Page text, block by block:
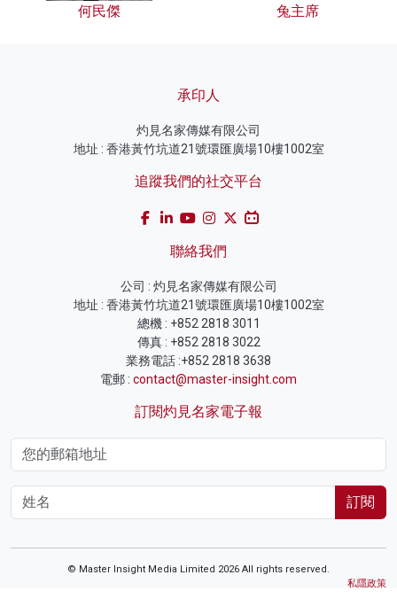
何民傑 兔主席
承印人
灼見名家傳媒有限公司
地址 : 香港黃竹坑道21號環匯廣場10樓1002室
追蹤我們的社交平台
聯絡我們
公司 : 灼見名家傳媒有限公司
地址 : 香港黃竹坑道21號環匯廣場10樓1002室
總機 : +852 2818 3011
傳真 : +852 2818 3022
業務電話 :+852 2818 3638
電郵 : contact@master-insight.com
訂閱灼見名家電子報
訂閱
© Master Insight Media Limited 2026 All rights reserved.
私隱政策